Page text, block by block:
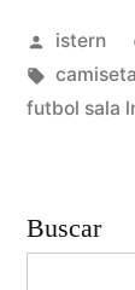
por
istern
futbol sala
Buscar